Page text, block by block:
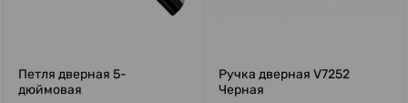
Петля дверная 5-
дюймовая
Ручка дверная V7252
Черная